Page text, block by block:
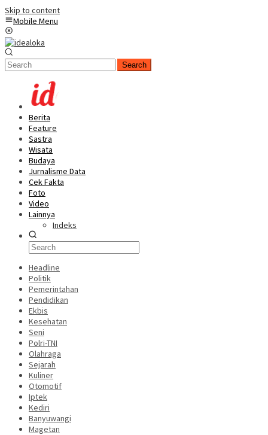
Skip to content
Mobile Menu
Search
Berita
Feature
Sastra
Wisata
Budaya
Jurnalisme Data
Cek Fakta
Foto
Video
Lainnya
Indeks
Headline
Politik
Pemerintahan
Pendidikan
Ekbis
Kesehatan
Seni
Polri-TNI
Olahraga
Sejarah
Kuliner
Otomotif
Iptek
Kediri
Banyuwangi
Magetan